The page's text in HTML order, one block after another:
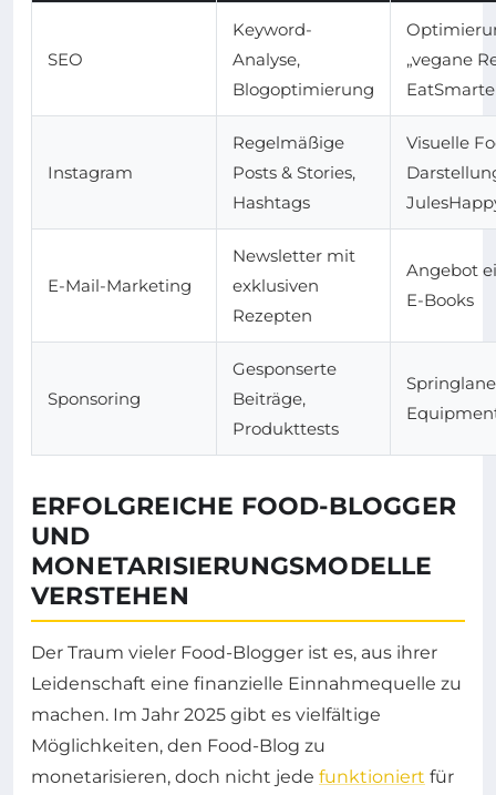
SEO
Keyword-
Analyse,
Blogoptimierung
„vegane
Instagram
Regelmäßige
Posts & Stories,
Hashtags
Visuelle
E-Mail-Marketing
Newsletter mit
exklusiven
Rezepten
Angebot
E-Books
Sponsoring
Gesponserte
Beiträge,
Produkttests
ERFOLGREICHE FOOD-BLOGGER
UND
MONETARISIERUNGSMODELLE
VERSTEHEN
Der Traum vieler Food-Blogger ist es, aus ihrer
Leidenschaft eine finanzielle Einnahmequelle zu
machen. Im Jahr 2025 gibt es vielfältige
Möglichkeiten, den Food-Blog zu
monetarisieren, doch nicht jede funktioniert für